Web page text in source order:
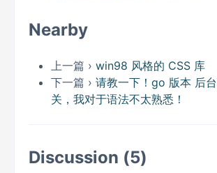
Nearby
上一篇 › win98 风格的 CSS 库
下一篇 › 请教一下！go 版本 后
关，我对于语法不太熟悉！
Discussion (5)